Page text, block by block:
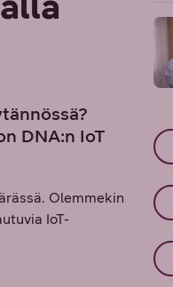
DNA:n IoT
Olemmekin
IoT-